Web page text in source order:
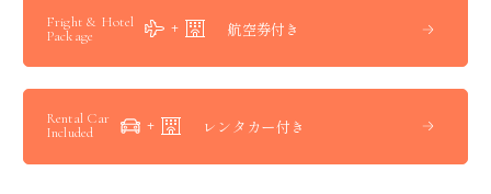
Fright & Hotel
Package
航空券付き
Rental Car
Included
レンタカー付き